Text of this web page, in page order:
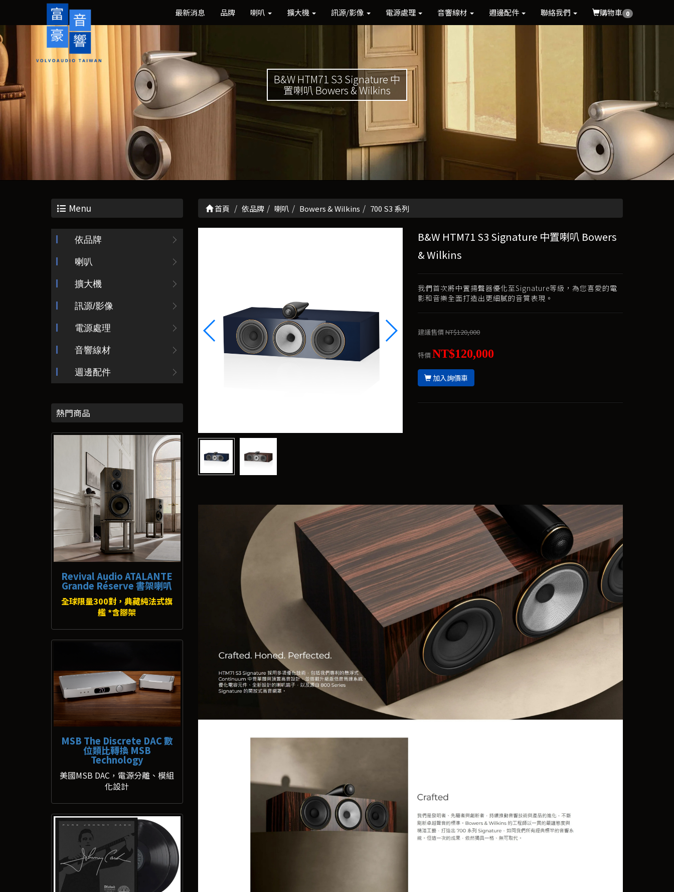
最新消息 品牌 喇叭 擴大機 訊源/影像 電源處理 音響線材 週邊配件 聯絡我們 購物車 0
B&W HTM71 S3 Signature 中
置喇叭 Bowers & Wilkins
Menu
依品牌
喇叭
擴大機
訊源/影像
電源處理
音響線材
週邊配件
熱門商品
Revival Audio ATALANTE
Grande Réserve 書架喇叭
全球限量300對，典藏純法式旗
艦 *含腳架
MSB The Discrete DAC 數
位類比轉換 MSB
Technology
美國MSB DAC，電源分離、模組
化設計
首頁 依品牌 喇叭 Bowers & Wilkins 700 S3 系列
B&W HTM71 S3 Signature 中置喇叭 Bowers
& Wilkins
我們首次將中置揚聲器優化至Signature等級，為您喜愛的電
影和音樂全面打造出更細膩的音質表現。
建議售價NT$120,000
特價NT$120,000
加入詢價車